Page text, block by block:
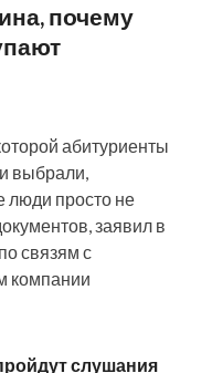
почему
абитуриенты
выбрали,
люди просто не
заявил в
связям с
компании
слушания